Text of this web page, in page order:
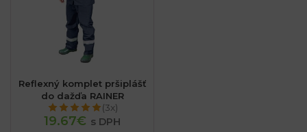
Reflexný komplet pršiplášť
do dažďa RAINER
(3x)
19.67€ s DPH